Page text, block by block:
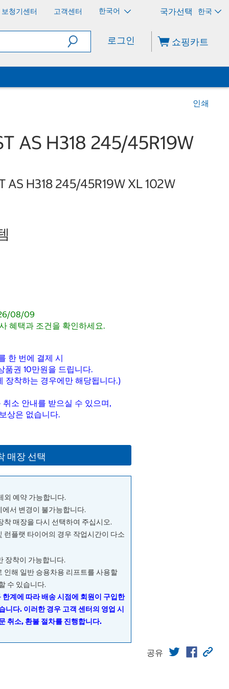
보청기센터 고객센터 한국어 한국
로그인 쇼핑카트
인쇄
AS H318 245/45R19W
AS H318 245/45R19W XL 102W
08/09
혜택과 조건을 확인하세요.
한 번에 결제 시
품권 10만원을 드립니다.
장착하는 경우에만 해당됩니다.)
소 안내를 받으실 수 있으며,
상은 없습니다.
매장 선택
외 예약 가능합니다.
서 변경이 불가능합니다.
착 매장을 다시 선택하여 주십시오.
런플랫 타이어의 경우 작업시간이 다소
장착이 가능합니다.
인해 일반 승용차용 리프트를 사용할
수 있습니다.
계에 따라 배송 시점에 회원이 구입한
니다. 이러한 경우 고객 센터의 영업 시
취소, 환불 절차를 진행합니다.
공유